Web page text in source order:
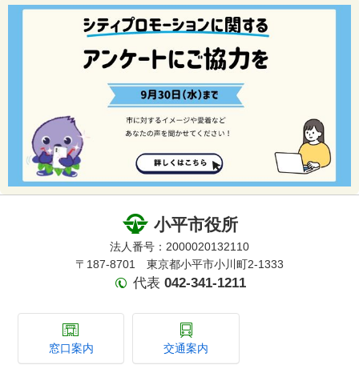
小平市役所
法人番号：2000020132110
〒187-8701 東京都小平市小川町2-1333
代表 042-341-1211
窓口案内 交通案内